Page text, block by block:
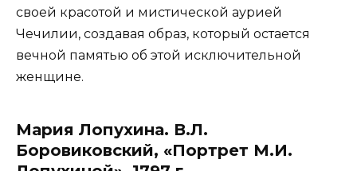
своей красотой и мистической аурией
Чечилии, создавая образ, который остается
вечной памятью об этой исключительной
женщине.
Мария Лопухина. В.Л.
Боровиковский, «Портрет М.И.